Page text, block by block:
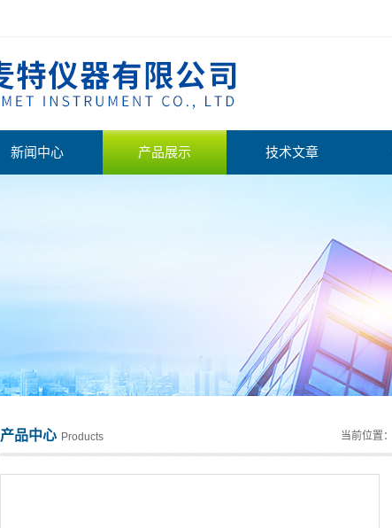
新闻中心 产品展示 技术文章
产品中心 Products 当前位置：